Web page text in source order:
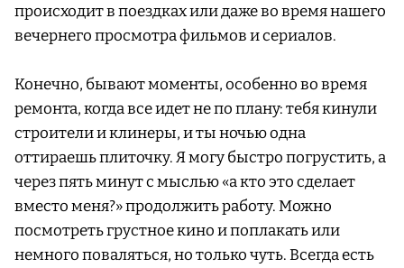
происходит в поездках или даже во время нашего
вечернего просмотра фильмов и сериалов.
Конечно, бывают моменты, особенно во время
ремонта, когда все идет не по плану: тебя кинули
строители и клинеры, и ты ночью одна
оттираешь плиточку. Я могу быстро погрустить, а
через пять минут с мыслью «а кто это сделает
вместо меня?» продолжить работу. Можно
посмотреть грустное кино и поплакать или
немного поваляться, но только чуть. Всегда есть